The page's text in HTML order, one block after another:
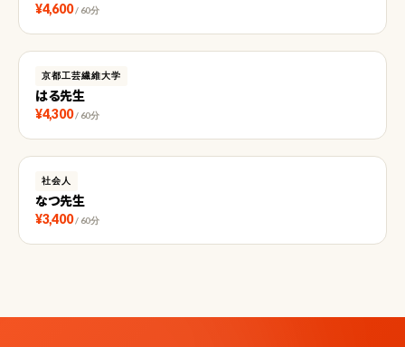
¥4,600 / 60分
京都工芸繊維大学
はる先生
¥4,300 / 60分
社会人
なつ先生
¥3,400 / 60分